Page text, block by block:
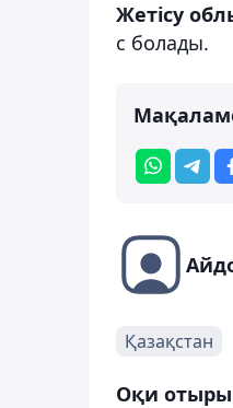
Жетісу
с болады.
Қазақстан
Оқи